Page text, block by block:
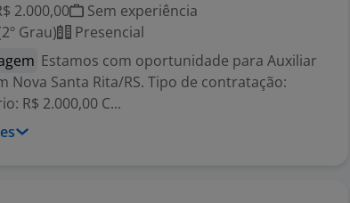
2.000,00
Sem experiência
Grau)
Presencial
Estamos com oportunidade para Auxiliar
Nova Santa Rita/RS. Tipo de contratação:
R$ 2.000,00 C...